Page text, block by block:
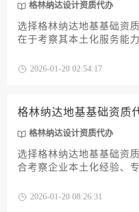
格林纳达设计资质代办
选择格林纳达地基基础资
在于考察其本土化服务能
质办理渠道、熟悉加勒比
2026-01-20 02:54:17
格林纳达地基基础资质
格林纳达设计资质代办
选择格林纳达地基基础资
合考察企业本土化经验、
的资质审批通过率、合同
2026-01-20 08:26:31